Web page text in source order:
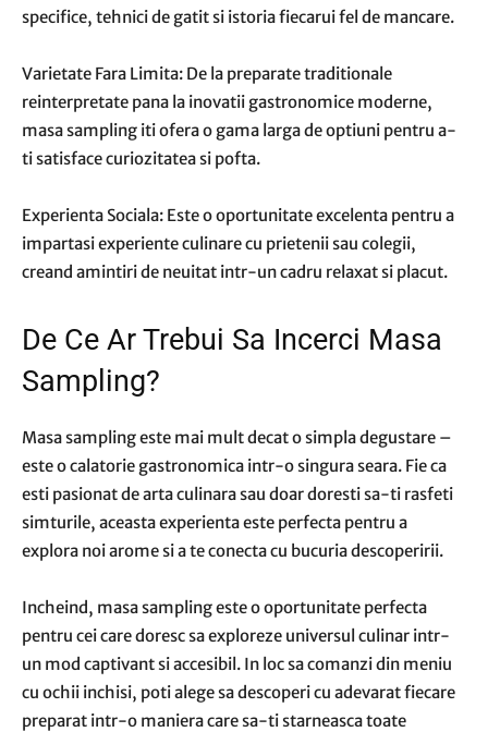
specifice, tehnici de gatit si istoria fiecarui fel de mancare.
Varietate Fara Limita: De la preparate traditionale
reinterpretate pana la inovatii gastronomice moderne,
masa sampling iti ofera o gama larga de optiuni pentru a-
ti satisface curiozitatea si pofta.
Experienta Sociala: Este o oportunitate excelenta pentru a
impartasi experiente culinare cu prietenii sau colegii,
creand amintiri de neuitat intr-un cadru relaxat si placut.
De Ce Ar Trebui Sa Incerci Masa
Sampling?
Masa sampling este mai mult decat o simpla degustare –
este o calatorie gastronomica intr-o singura seara. Fie ca
esti pasionat de arta culinara sau doar doresti sa-ti rasfeti
simturile, aceasta experienta este perfecta pentru a
explora noi arome si a te conecta cu bucuria descoperirii.
Incheind, masa sampling este o oportunitate perfecta
pentru cei care doresc sa exploreze universul culinar intr-
un mod captivant si accesibil. In loc sa comanzi din meniu
cu ochii inchisi, poti alege sa descoperi cu adevarat fiecare
preparat intr-o maniera care sa-ti starneasca toate